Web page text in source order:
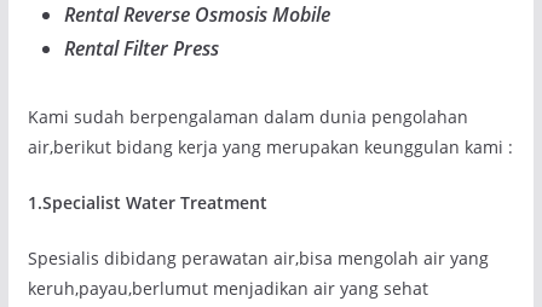
Rental Reverse Osmosis Mobile
Rental Filter Press
Kami sudah berpengalaman dalam dunia pengolahan
air,berikut bidang kerja yang merupakan keunggulan kami :
1.Specialist Water Treatment
Spesialis dibidang perawatan air,bisa mengolah air yang
keruh,payau,berlumut menjadikan air yang sehat